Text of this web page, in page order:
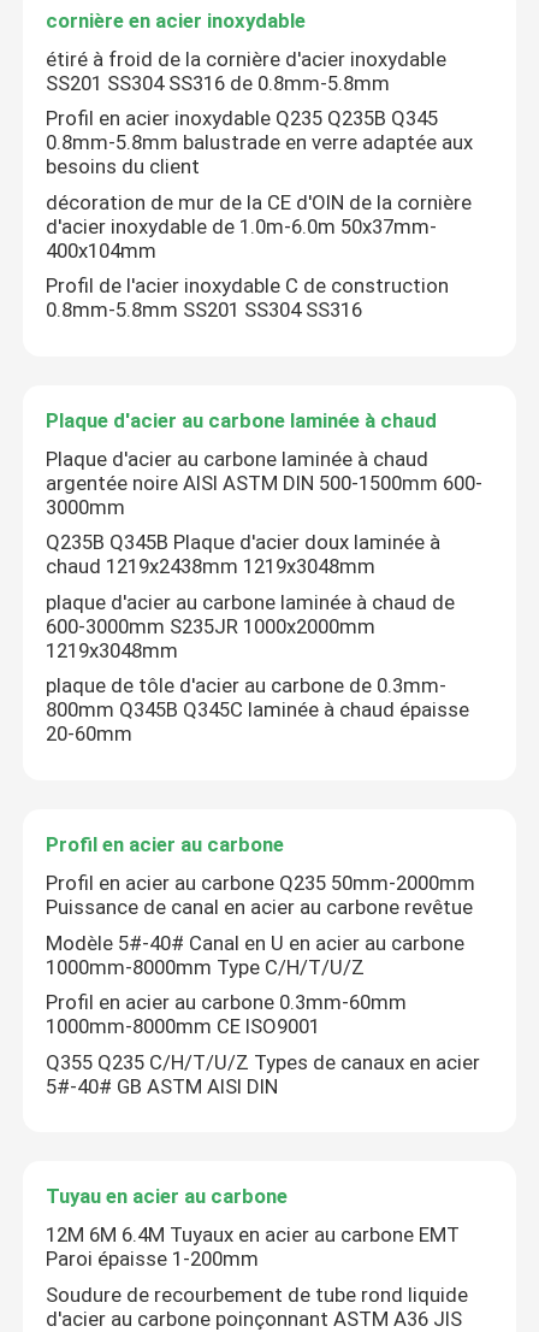
Tôle d'acier inoxydable laminée à froid
Tôle d'acier inoxydable laminée à chaud
tige en acier inoxydable
Tuyau sans soudure en acier inoxydable
cornière en acier inoxydable
Plaque d'acier au carbone laminée à chaud
Profil en acier au carbone
PPGI
Tôle d'acier ondulée
Barre d'acier déformée
cornière en acier inoxydable
étiré à froid de la cornière d'acier inoxydable
SS201 SS304 SS316 de 0.8mm-5.8mm
Profil en acier inoxydable Q235 Q235B Q345
0.8mm-5.8mm balustrade en verre adaptée aux
besoins du client
décoration de mur de la CE d'OIN de la cornière
d'acier inoxydable de 1.0m-6.0m 50x37mm-
400x104mm
Profil de l'acier inoxydable C de construction
0.8mm-5.8mm SS201 SS304 SS316
Plaque d'acier au carbone laminée à chaud
Plaque d'acier au carbone laminée à chaud
argentée noire AISI ASTM DIN 500-1500mm 600-
3000mm
Q235B Q345B Plaque d'acier doux laminée à
chaud 1219x2438mm 1219x3048mm
plaque d'acier au carbone laminée à chaud de
600-3000mm S235JR 1000x2000mm
1219x3048mm
plaque de tôle d'acier au carbone de 0.3mm-
800mm Q345B Q345C laminée à chaud épaisse
20-60mm
Profil en acier au carbone
Profil en acier au carbone Q235 50mm-2000mm
Puissance de canal en acier au carbone revêtue
Modèle 5#-40# Canal en U en acier au carbone
1000mm-8000mm Type C/H/T/U/Z
Profil en acier au carbone 0.3mm-60mm
1000mm-8000mm CE ISO9001
Q355 Q235 C/H/T/U/Z Types de canaux en acier
5#-40# GB ASTM AISI DIN
Tuyau en acier au carbone
12M 6M 6.4M Tuyaux en acier au carbone EMT
Paroi épaisse 1-200mm
Soudure de recourbement de tube rond liquide
d'acier au carbone poinçonnant ASTM A36 JIS